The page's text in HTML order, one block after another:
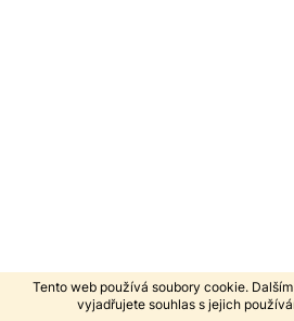
Tento web používá soubory cookie.
vyjadřujete souhlas s jejich